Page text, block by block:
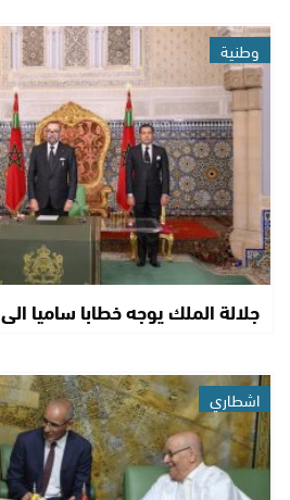
وطنية
جلالة الملك يوجه خطابا ساميا الى
اشطاري